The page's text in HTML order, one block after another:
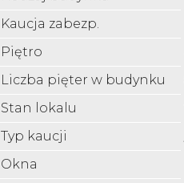
Kaucja zabezp.
Piętro
Liczba pięter w budynku
Stan lokalu
Typ kaucji
Okna